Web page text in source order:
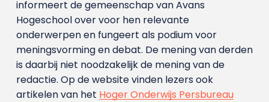
informeert de gemeenschap van Avans
Hogeschool over voor hen relevante
onderwerpen en fungeert als podium voor
meningsvorming en debat. De mening van derden
is daarbij niet noodzakelijk de mening van de
redactie. Op de website vinden lezers ook
artikelen van het Hoger Onderwijs Persbureau